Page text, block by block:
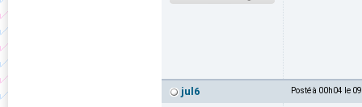
jul6 Posté à 00h04 le